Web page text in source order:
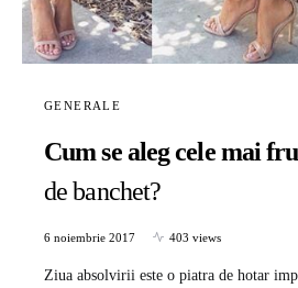
GENERALE
Cum se aleg cele mai
de banchet?
6 noiembrie 2017 403 views
Ziua absolvirii este o piatra de hotar